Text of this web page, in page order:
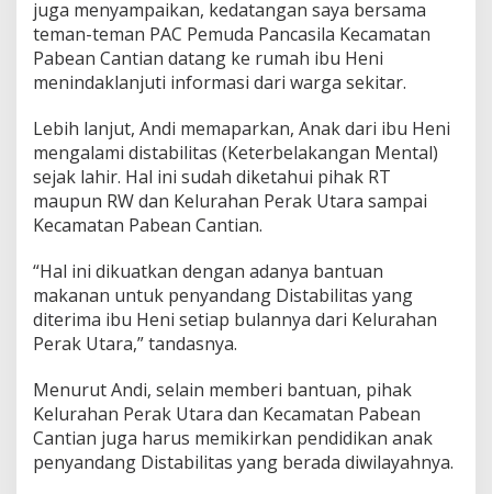
a
t
H
a
P
e
n
d
i
d
a
n
juga menyampaikan, kedatangan saya bersama
teman-teman PAC Pemuda Pancasila Kecamatan
Pabean Cantian datang ke rumah ibu Heni
menindaklanjuti informasi dari warga sekitar.
Lebih lanjut, Andi memaparkan, Anak dari ibu Heni
mengalami distabilitas (Keterbelakangan Mental)
sejak lahir. Hal ini sudah diketahui pihak RT
maupun RW dan Kelurahan Perak Utara sampai
Kecamatan Pabean Cantian.
“Hal ini dikuatkan dengan adanya bantuan
makanan untuk penyandang Distabilitas yang
diterima ibu Heni setiap bulannya dari Kelurahan
Perak Utara,” tandasnya.
Menurut Andi, selain memberi bantuan, pihak
Kelurahan Perak Utara dan Kecamatan Pabean
Cantian juga harus memikirkan pendidikan anak
penyandang Distabilitas yang berada diwilayahnya.